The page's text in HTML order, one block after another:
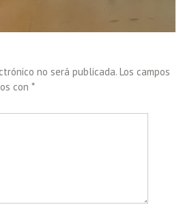
no será publicada. Los campos
con*